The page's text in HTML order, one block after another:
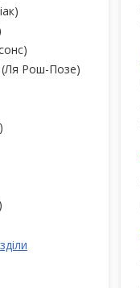
(Ля Рош-Позе)